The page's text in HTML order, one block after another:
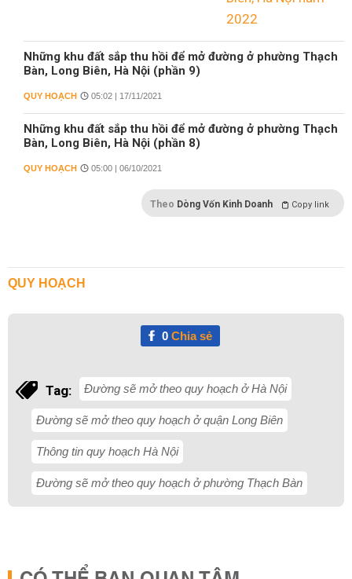
Những khu đất sắp thu hồi để mở đường ở phường Thạch
Bàn, Long Biên, Hà Nội (phần 9)
QUY HOẠCH 05:02 | 17/11/2021
Những khu đất sắp thu hồi để mở đường ở phường Thạch
Bàn, Long Biên, Hà Nội (phần 8)
QUY HOẠCH 05:00 | 06/10/2021
Theo Dòng Vốn Kinh Doanh Copy link
QUY HOẠCH
0Chia sẻ
Tag: Đường sẽ mở theo quy hoạch ở Hà Nội
Đường sẽ mở theo quy hoạch ở quận Long Biên
Thông tin quy hoạch Hà Nội
Đường sẽ mở theo quy hoạch ở phường Thạch Bàn